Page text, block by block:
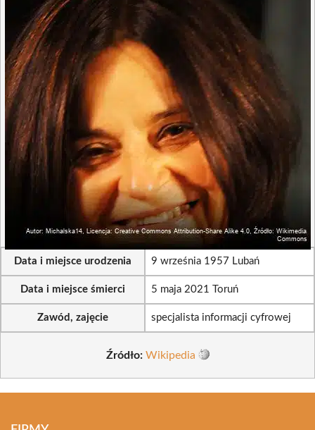
Data i miejsce urodzenia 9 września 1957 Lubań
Data i miejsce śmierci 5 maja 2021 Toruń
Zawód, zajęcie specjalista informacji cyfrowej
Źródło: Wikipedia